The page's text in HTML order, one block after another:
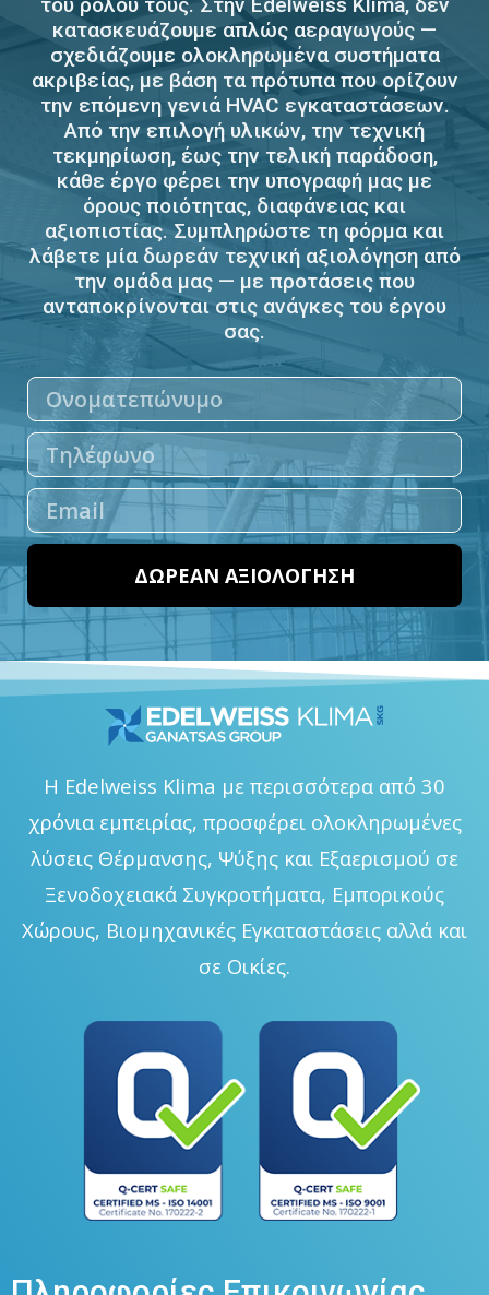
κατασκευάζουμε απλώς αεραγωγούς —
σχεδιάζουμε ολοκληρωμένα συστήματα
ακριβείας, με βάση τα πρότυπα που ορίζουν
την επόμενη γενιά HVAC εγκαταστάσεων.
Από την επιλογή υλικών, την τεχνική
τεκμηρίωση, έως την τελική παράδοση,
κάθε έργο φέρει την υπογραφή μας με
όρους ποιότητας, διαφάνειας και
αξιοπιστίας. Συμπληρώστε τη φόρμα και
λάβετε μία δωρεάν τεχνική αξιολόγηση από
την ομάδα μας — με προτάσεις που
ανταποκρίνονται στις ανάγκες του έργου
σας.
ΔΩΡΕΑΝ ΑΞΙΟΛΟΓΗΣΗ
Η Edelweiss Klima με περισσότερα από 30
χρόνια εμπειρίας, προσφέρει ολοκληρωμένες
λύσεις Θέρμανσης, Ψύξης και Εξαερισμού σε
Ξενοδοχειακά Συγκροτήματα, Εμπορικούς
Χώρους, Βιομηχανικές Εγκαταστάσεις αλλά και
σε Οικίες.